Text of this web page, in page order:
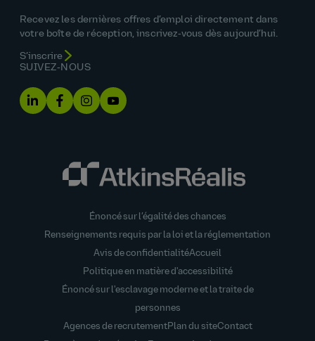
Recevez les dernières offres d’emploi directement dans
votre boîte de réception, inscrivez‑vous dès aujourd’hui.
S’inscrire
SUIVEZ‑NOUS
Énoncé sur l’égalité des chances
Renseignements requis par la loi et la réglementation
Avis de confidentialitéAccueil
Politique en matière d'accessibilité
Énoncé sur l'esclavage moderne et la traite de
personnes
Agences de recrutementPlan du siteContact